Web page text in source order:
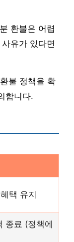
환불은 어렵
유가 있다면
불 정책을 확
합니다.
택 유지
종료 (정책에